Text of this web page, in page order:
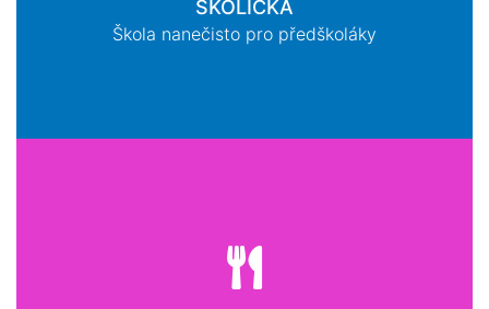
ŠKOLIČKA
Škola nanečisto pro předškoláky